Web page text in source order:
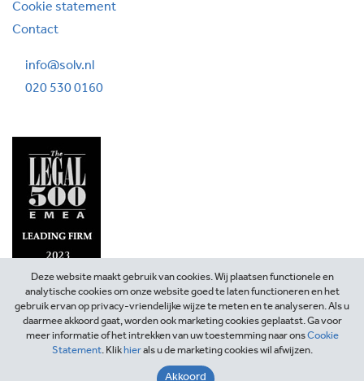
Cookie statement
Contact
info@solv.nl
020 530 0160
©2026 SOLV Advocaten
Deze website maakt gebruik van cookies. Wij plaatsen functionele en
analytische cookies om onze website goed te laten functioneren en het
gebruik ervan op privacy-vriendelijke wijze te meten en te analyseren. Als u
daarmee akkoord gaat, worden ook marketing cookies geplaatst. Ga voor
meer informatie of het intrekken van uw toestemming naar onsCookie
Statement. Klikhierals u de marketing cookies wil afwijzen.
Akkoord